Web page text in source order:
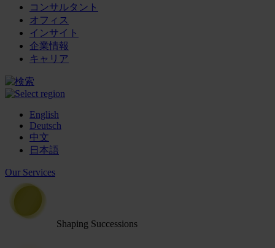
コンサルタント
オフィス
インサイト
企業情報
キャリア
English
Deutsch
中文
日本語
Our Services
Shaping Successions